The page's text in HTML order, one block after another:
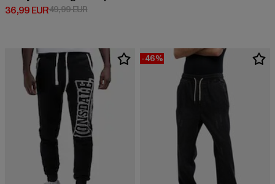
36,99 EUR
Derzeitiger Preis: 36,99 EUR
49,99 EURAktionspreis: 49,99 EUR
-46%